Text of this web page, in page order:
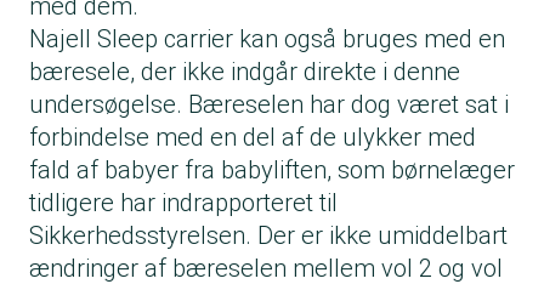
Najell Sleep carrier kan også bruges med en
bæresele, der ikke indgår direkte i denne
undersøgelse. Bæreselen har dog været sat i
forbindelse med en del af de ulykker med
fald af babyer fra babyliften, som børnelæger
tidligere har indrapporteret til
Sikkerhedsstyrelsen. Der er ikke umiddelbart
ændringer af bæreselen mellem vol 2 og vol